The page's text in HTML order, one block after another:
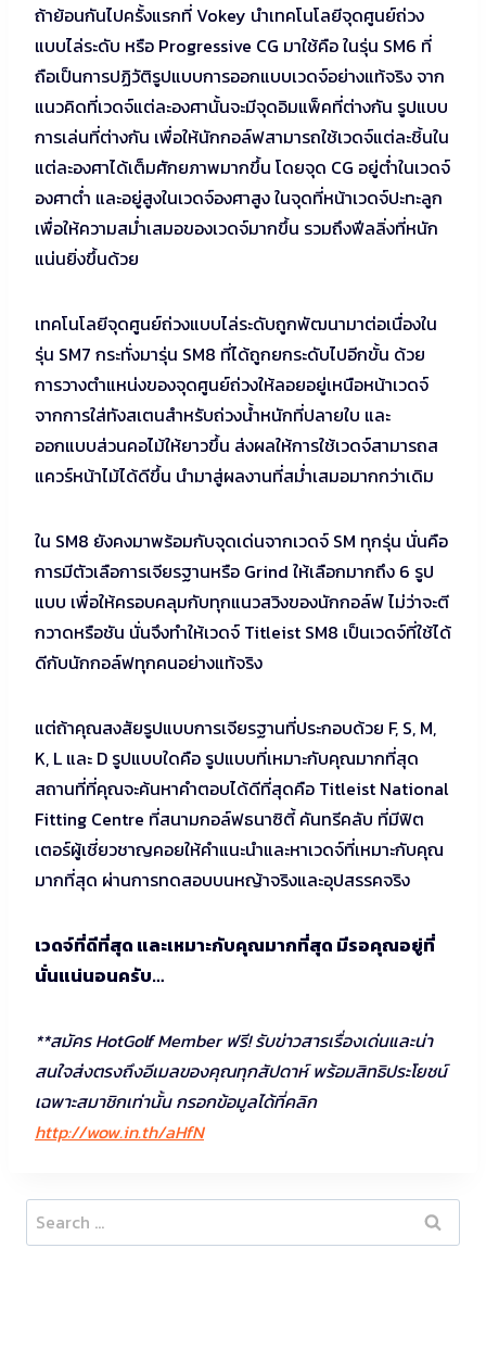
ถ้าย้อนกันไปครั้งแรกที่ Vokey นำเทคโนโลยีจุดศูนย์ถ่วง
แบบไล่ระดับ หรือ Progressive CG มาใช้คือ ในรุ่น SM6 ที่
ถือเป็นการปฏิวัติรูปแบบการออกแบบเวดจ์อย่างแท้จริง จาก
แนวคิดที่เวดจ์แต่ละองศานั้นจะมีจุดอิมแพ็คที่ต่างกัน รูปแบบ
การเล่นที่ต่างกัน เพื่อให้นักกอล์ฟสามารถใช้เวดจ์แต่ละชิ้นใน
แต่ละองศาได้เต็มศักยภาพมากขึ้น โดยจุด CG อยู่ต่ำในเวดจ์
องศาต่ำ และอยู่สูงในเวดจ์องศาสูง ในจุดที่หน้าเวดจ์ปะทะลูก
เพื่อให้ความสม่ำเสมอของเวดจ์มากขึ้น รวมถึงฟีลลิ่งที่หนัก
แน่นยิ่งขึ้นด้วย
เทคโนโลยีจุดศูนย์ถ่วงแบบไล่ระดับถูกพัฒนามาต่อเนื่องใน
รุ่น SM7 กระทั่งมารุ่น SM8 ที่ได้ถูกยกระดับไปอีกขั้น ด้วย
การวางตำแหน่งของจุดศูนย์ถ่วงให้ลอยอยู่เหนือหน้าเวดจ์
จากการใส่ทังสเตนสำหรับถ่วงน้ำหนักที่ปลายใบ และ
ออกแบบส่วนคอไม้ให้ยาวขึ้น ส่งผลให้การใช้เวดจ์สามารถส
แควร์หน้าไม้ได้ดีขึ้น นำมาสู่ผลงานที่สม่ำเสมอมากกว่าเดิม
ใน SM8 ยังคงมาพร้อมกับจุดเด่นจากเวดจ์ SM ทุกรุ่น นั่นคือ
การมีตัวเลือการเจียรฐานหรือ Grind ให้เลือกมากถึง 6 รูป
แบบ เพื่อให้ครอบคลุมกับทุกแนวสวิงของนักกอล์ฟ ไม่ว่าจะตี
กวาดหรือชัน นั่นจึงทำให้เวดจ์ Titleist SM8 เป็นเวดจ์ที่ใช้ได้
ดีกับนักกอล์ฟทุกคนอย่างแท้จริง
แต่ถ้าคุณสงสัยรูปแบบการเจียรฐานที่ประกอบด้วย F, S, M,
K, L และ D รูปแบบใดคือ รูปแบบที่เหมาะกับคุณมากที่สุด
สถานที่ที่คุณจะค้นหาคำตอบได้ดีที่สุดคือ Titleist National
Fitting Centre ที่สนามกอล์ฟธนาซิตี้ คันทรีคลับ ที่มีฟิต
เตอร์ผู้เชี่ยวชาญคอยให้คำแนะนำและหาเวดจ์ที่เหมาะกับคุณ
มากที่สุด ผ่านการทดสอบบนหญ้าจริงและอุปสรรคจริง
เวดจ์ที่ดีที่สุด และเหมาะกับคุณมากที่สุด มีรอคุณอยู่ที่
นั่นแน่นอนครับ…
**สมัคร HotGolf Member ฟรี! รับข่าวสารเรื่องเด่นและน่า
สนใจส่งตรงถึงอีเมลของคุณทุกสัปดาห์ พร้อมสิทธิประโยชน์
เฉพาะสมาชิกเท่านั้น กรอกข้อมูลได้ที่คลิก
http://wow.in.th/aHfN
Search
for: